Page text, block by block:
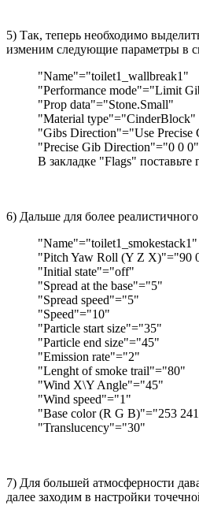
5) Так, теперь необходимо
изменим следующие параметры в
"Name"="toilet1_wallbreak1"
"Performance mode"="Limit
"Prop data"="Stone.Small"
"Material type"="CinderBlock"
"Gibs Direction"="Use Precise
"Precise Gib Direction"="0 0
В закладке "Flags"
6) Дальше для более
"Name"="toilet1_smokestack1"
"Pitch Yaw Roll (Y Z X)"="90
"Initial state"="off"
"Spread at the base"="5"
"Spread speed"="5"
"Speed"="10"
"Particle start size"="35"
"Particle end size"="45"
"Emission rate"="2"
"Lenght of smoke trail"="80"
"Wind X\Y Angle"="45"
"Wind speed"="1"
"Base color (R G B)"="253
"Translucency"="30"
7) Для большей атмосферности
далее заходим в настройки